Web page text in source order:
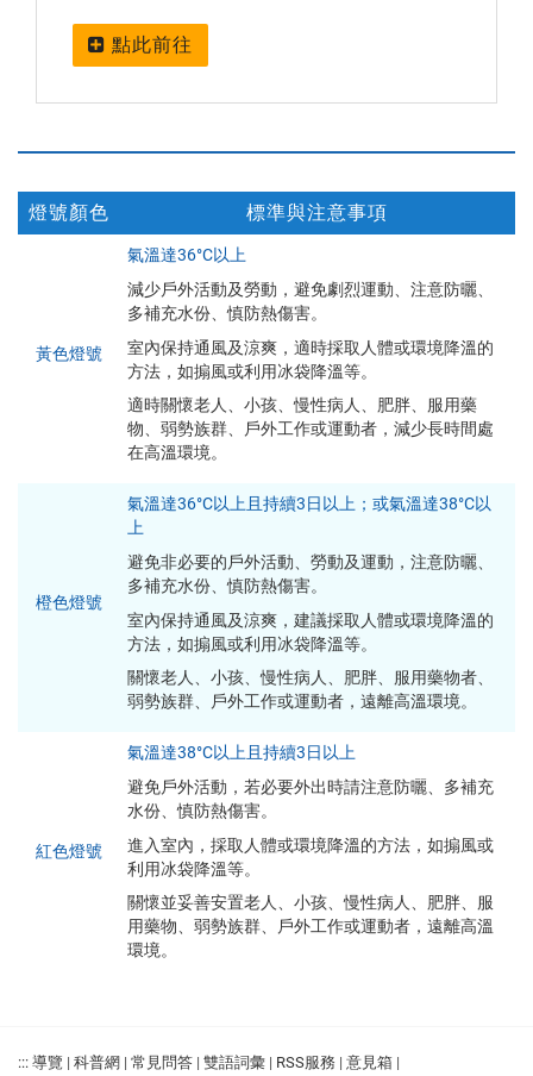
點此前往
燈號顏色 標準與注意事項
黃色燈號
氣溫達36°C以上
減少戶外活動及勞動，避免劇烈運動、注意防曬、
多補充水份、慎防熱傷害。
室內保持通風及涼爽，適時採取人體或環境降溫的
方法，如搧風或利用冰袋降溫等。
適時關懷老人、小孩、慢性病人、肥胖、服用藥
物、弱勢族群、戶外工作或運動者，減少長時間處
在高溫環境。
橙色燈號
氣溫達36°C以上且持續3日以上；或氣溫達38°C以
上
避免非必要的戶外活動、勞動及運動，注意防曬、
多補充水份、慎防熱傷害。
室內保持通風及涼爽，建議採取人體或環境降溫的
方法，如搧風或利用冰袋降溫等。
關懷老人、小孩、慢性病人、肥胖、服用藥物者、
弱勢族群、戶外工作或運動者，遠離高溫環境。
紅色燈號
氣溫達38°C以上且持續3日以上
避免戶外活動，若必要外出時請注意防曬、多補充
水份、慎防熱傷害。
進入室內，採取人體或環境降溫的方法，如搧風或
利用冰袋降溫等。
關懷並妥善安置老人、小孩、慢性病人、肥胖、服
用藥物、弱勢族群、戶外工作或運動者，遠離高溫
環境。
::: 導覽 | 科普網 | 常見問答 | 雙語詞彙 | RSS服務 | 意見箱 |